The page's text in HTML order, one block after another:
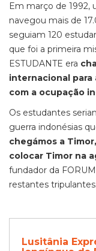
Em março de 1992,
navegou mais de
seguiam 120
que foi a primeira
ESTUDANTE era
internacional para
com a ocupação
Os estudantes
guerra indonésias
chegámos a
colocar Timor na
fundador da
restantes tripulantes.
Lusitânia